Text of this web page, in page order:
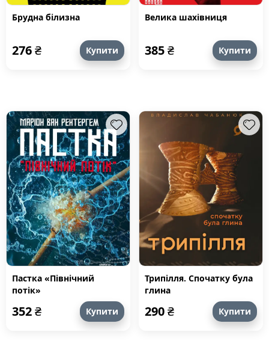
Брудна білизна
276₴ Купити
Велика шахівниця
385₴ Купити
Пастка «Північний
потік»
352₴ Купити
Трипілля. Спочатку була
глина
290₴ Купити